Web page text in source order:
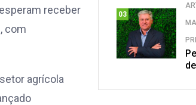
receber
com
agrícola
03